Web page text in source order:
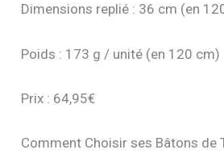
Dimensions replié : 36 cm (en
Poids : 173 g / unité (en 120 cm)
Prix : 64,95€
Comment Choisir ses Bâtons de